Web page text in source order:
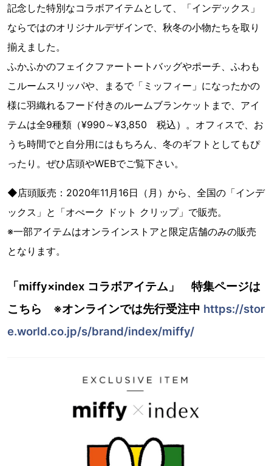
記念した特別なコラボアイテムとして、「インデックス」
ならではのオリジナルデザインで、秋冬の小物たちを取り
揃えました。
ふかふかのフェイクファートートバッグやポーチ、ふわも
こルームスリッパや、まるで「ミッフィー」になったかの
様に羽織れるフード付きのルームブランケットまで、アイ
テムは全9種類（¥990～¥3,850 税込）。オフィスで、お
うち時間でと自分用にはもちろん、冬のギフトとしてもぴ
ったり。ぜひ店頭やWEBでご覧下さい。
◆店頭販売：2020年11月16日（月）から、全国の「インデ
ックス」と「オぺーク ドット クリップ」で販売。
※一部アイテムはオンラインストアと限定店舗のみの販売
となります。
「miffy×index コラボアイテム」 特集ページは
こちら ※オンラインでは先行受注中 https://stor
e.world.co.jp/s/brand/index/miffy/